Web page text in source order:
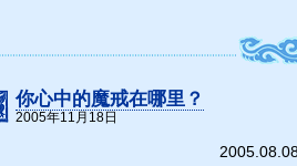
你心中的魔戒在哪里？
2005年11月18日